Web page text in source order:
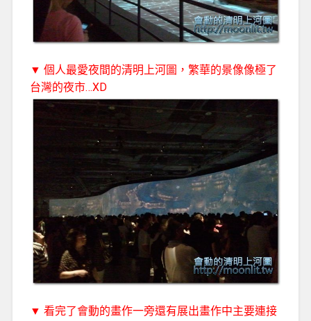
▼ 個人最愛夜間的清明上河圖，繁華的景像像極了
台灣的夜市…XD
▼ 看完了會動的畫作一旁還有展出畫作中主要連接